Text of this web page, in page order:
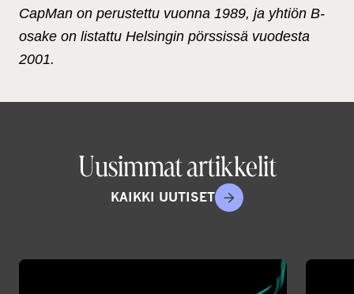
CapMan on perustettu vuonna 1989, ja yhtiön B-
osake on listattu Helsingin pörssissä vuodesta
2001.
Uusimmat artikkelit
KAIKKI UUTISET